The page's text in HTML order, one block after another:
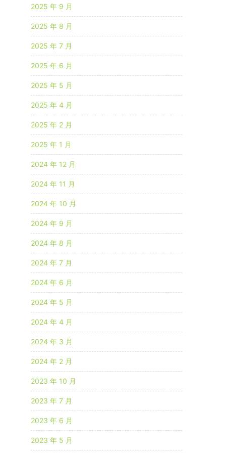
2025 年 9 月
2025 年 8 月
2025 年 7 月
2025 年 6 月
2025 年 5 月
2025 年 4 月
2025 年 2 月
2025 年 1 月
2024 年 12 月
2024 年 11 月
2024 年 10 月
2024 年 9 月
2024 年 8 月
2024 年 7 月
2024 年 6 月
2024 年 5 月
2024 年 4 月
2024 年 3 月
2024 年 2 月
2023 年 10 月
2023 年 7 月
2023 年 6 月
2023 年 5 月